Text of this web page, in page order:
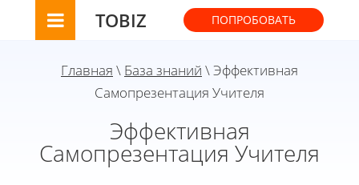
TOBIZ ПОПРОБОВАТЬ
Главная \ База знаний \ Эффективная
Самопрезентация Учителя
Эффективная
Самопрезентация Учителя